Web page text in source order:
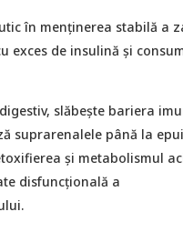
în menținerea stabilă a
exces de insulină și
slăbește bariera
suprarenalele până la
și metabolismul
disfuncțională a